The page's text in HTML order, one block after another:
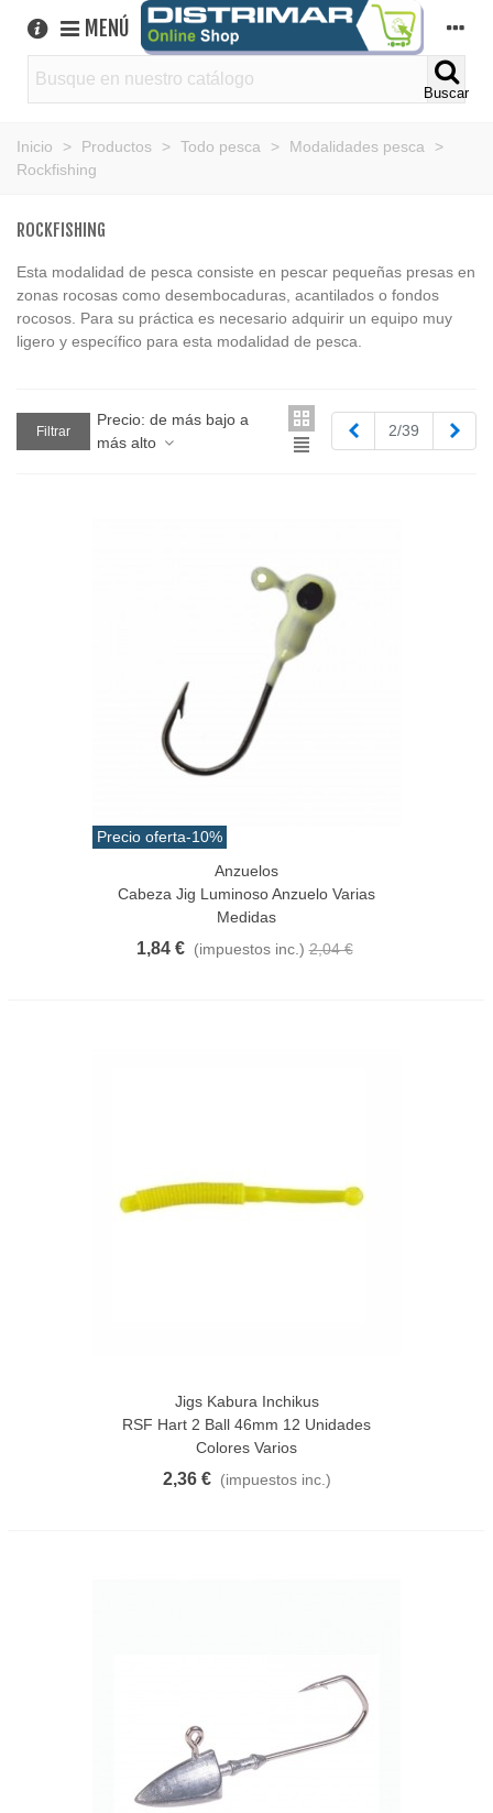
MENÚ
Buscar
Inicio > Productos > Todo pesca > Modalidades pesca
>
Rockfishing
ROCKFISHING
Esta modalidad de pesca consiste en pescar pequeñas presas en
zonas rocosas como desembocaduras, acantilados o fondos
rocosos. Para su práctica es necesario adquirir un equipo muy
ligero y específico para esta modalidad de pesca.
Filtrar
Precio: de más bajo a
más alto
Anterior
2/39
Precio oferta-10%
Anzuelos
Cabeza Jig Luminoso Anzuelo Varias
Medidas
1,84 € (impuestos inc.) 2,04 €
Jigs Kabura Inchikus
RSF Hart 2 Ball 46mm 12 Unidades
Colores Varios
2,36 € (impuestos inc.)